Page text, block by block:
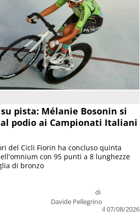
pista: Mélanie Bosonin si
podio ai Campionati Italiani
di
Davide Pellegrino
il 07/08/2026
del Cicli Fiorin ha concluso quinta
con 95 punti a 8 lunghezze
di bronzo